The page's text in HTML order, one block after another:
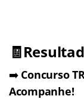
➡️ Concurso
Acompanhe!